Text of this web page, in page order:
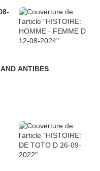
RETOUR SUR LE PASSE: MARINELAND ANTIBES